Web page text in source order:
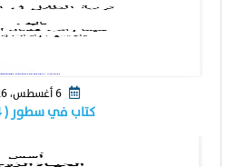
كتاب في سطور ( ٢٧٤) …